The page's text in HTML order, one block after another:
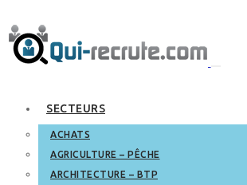
SECTEURS
ACHATS
AGRICULTURE – PÊCHE
ARCHITECTURE – BTP